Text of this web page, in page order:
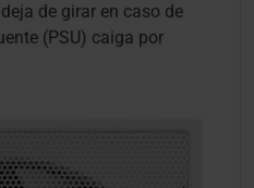
de girar en caso de
(PSU) caiga por